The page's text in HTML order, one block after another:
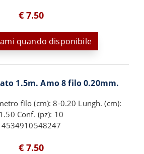
€ 7.50
quando disponibile
1.5m. Amo 8 filo 0.20mm.
filo (cm): 8-0.20 Lungh. (cm):
1.50 Conf. (pz): 10
4534910548247
€ 7.50